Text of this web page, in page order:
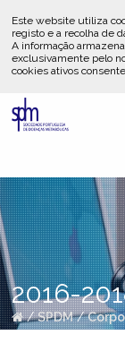
Este website utiliza
registo e a recolha de
A informação
exclusivamente pelo
cookies ativos
2016-
/ SPDM /